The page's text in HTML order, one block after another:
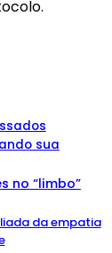
.
sua
no “limbo”
da empatia